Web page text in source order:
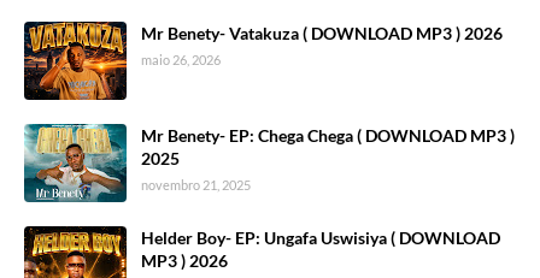
Mr Benety- Vatakuza ( DOWNLOAD MP3 ) 2026
maio 26, 2026
Mr Benety- EP: Chega Chega ( DOWNLOAD MP3 )
2025
novembro 21, 2025
Helder Boy- EP: Ungafa Uswisiya ( DOWNLOAD
MP3 ) 2026